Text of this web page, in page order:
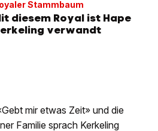
Stammbaum
diesem Royal ist Hape
verwandt
mir etwas Zeit» und die
Familie sprach Kerkeling